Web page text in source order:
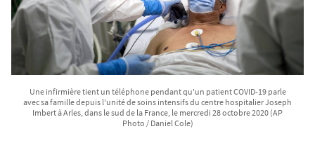
Une infirmière tient un téléphone pendant qu'un patient COVID-19 parle
avec sa famille depuis l'unité de soins intensifs du centre hospitalier Joseph
Imbert à Arles, dans le sud de la France, le mercredi 28 octobre 2020 (AP
Photo / Daniel Cole)